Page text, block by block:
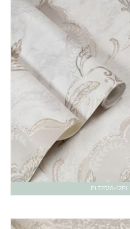
PL72520-42PL